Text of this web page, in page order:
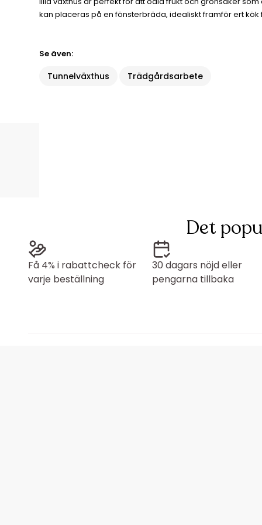
kan placeras på en fönsterbräda, idealiskt framför ert
Se även:
Tunnelväxthus Trädgårdsarbete
Det
Få 4% i rabattcheck för
varje beställning
30 dagars nöjd eller
pengarna tillbaka